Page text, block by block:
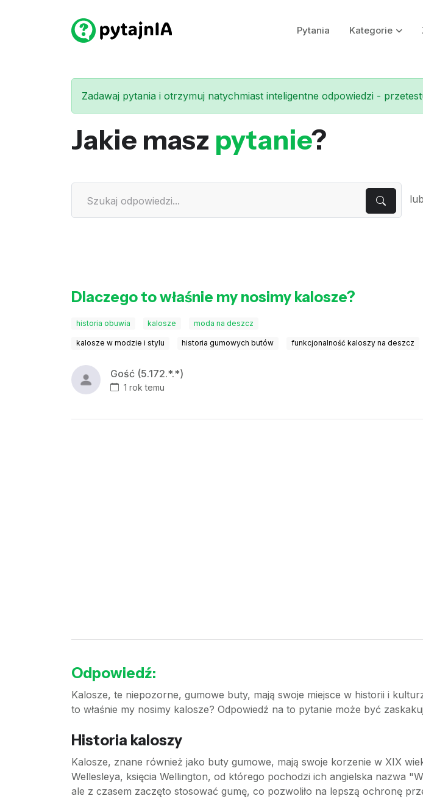
Pytania Kategorie
Zadawaj pytania i otrzymuj natychmiast inteligentne odpowiedzi -
Jakie masz pytanie?
lub
Dlaczego to właśnie my nosimy kalosze?
historia obuwia kalosze moda na deszcz
kalosze w modzie i stylu historia gumowych butów funkcjonalność kaloszy na deszcz
Gość (5.172.*.*)
1 rok temu
Odpowiedź:
Kalosze, te niepozorne, gumowe buty, mają swoje miejsce w historii i
to właśnie my nosimy kalosze? Odpowiedź na to pytanie może być
Historia kaloszy
Kalosze, znane również jako buty gumowe, mają swoje korzenie w XIX
Wellesleya, księcia Wellington, od którego pochodzi ich angielska nazwa
ale z czasem zaczęto stosować gumę, co pozwoliło na lepszą ochronę